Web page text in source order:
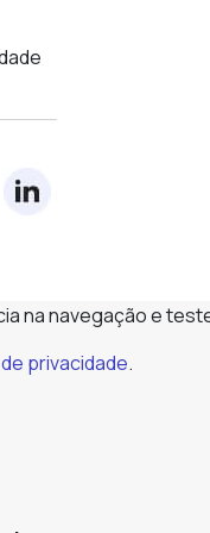
na navegação e
privacidade.